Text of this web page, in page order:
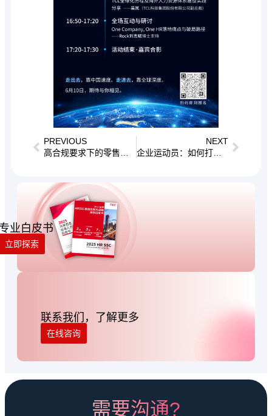
PREVIOUS
高合规要求下的零售终端用工管理研讨会
NEXT
企业运动员：如何打造能打胜仗的高绩效团队？
业白皮书
立即探索
联系我们，了解更多
在线咨询
需要沟通?